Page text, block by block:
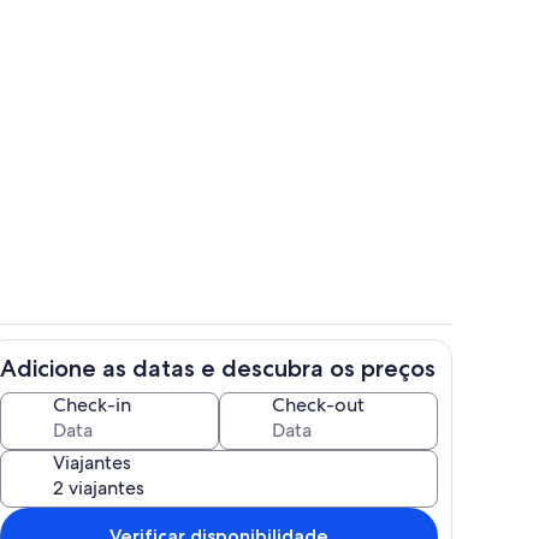
Sala Principal
Adicione as datas e descubra os preços
Check-in Check-out
Viajantes